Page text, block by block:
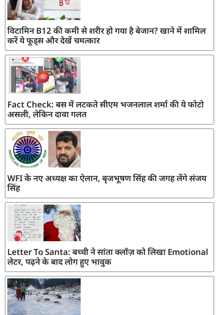
विटामिन B12 की कमी से शरीर हो गया है बेजान? खाने में शामिल
करें ये फूड्स और देखें चमत्कार
Fact Check: बस में लटकते सीएम भजनलाल शर्मा की ये फोटो
असली, लेकिन दावा गलत
WFI के नए अध्यक्ष का ऐलान, बृजभूषण सिंह की जगह लेंगे संजय
सिंह
Letter To Santa: बच्ची ने सांता क्लॉज़ को लिखा Emotional
लेटर, पढ़ने के बाद लोग हुए भावुक